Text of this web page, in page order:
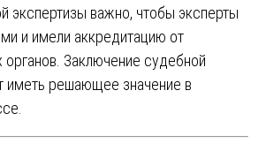
экспертизы важно, чтобы эксперты
и имели аккредитацию от
Заключение судебной
иметь решающее значение в